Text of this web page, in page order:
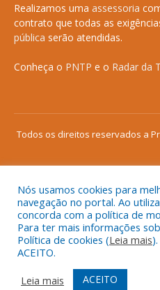
Realizamos uma assessoria
contrato que todas as
pública serão atendidas.
Conheça o PNTP e o Radar da
Todos os direitos reservados a
Mapa do Site
Acessar o
Nós usamos cookies para
navegação no portal. Ao
concorda com a política de
Para ter mais informações
Política de cookies (Leia mais
ACEITO.
Leia mais
ACEITO